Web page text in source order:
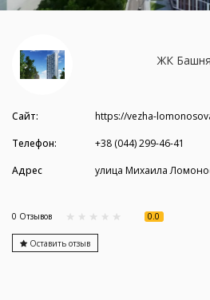
ЖК
Сайт:
https://vezha-
Телефон:
+38 (044) 299-46-41
Адрес
улица Михаила
0 Отзывов 0.0
Оставить отзыв